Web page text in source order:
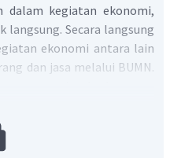
dalam kegiatan ekonomi,
langsung. Secara langsung
ekonomi antara lain
dan jasa melalui BUMN.
dan rakyatnya sejahtera.
ekonomi sebagai